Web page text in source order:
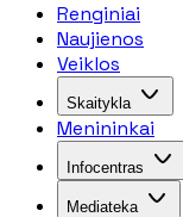
Renginiai
Naujienos
Veiklos
Skaitykla
Menininkai
Infocentras
Mediateka